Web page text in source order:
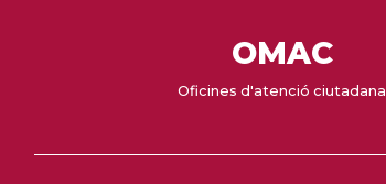
OMAC
Oficines d'atenció ciutadana